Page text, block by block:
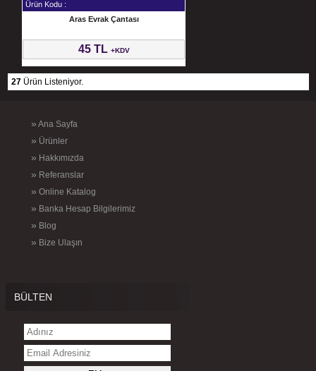
Ürün Kodu :
Aras Evrak Çantası
45 TL +KDV
27 Ürün Listeniyor.
» Ana Sayfa
» Ürünler
» Hakkımızda
» Referanslar
» Online Katalog
» Banka Hesap Bilgilerimiz
» Blog
» Bize Ulaşın
BÜLTEN